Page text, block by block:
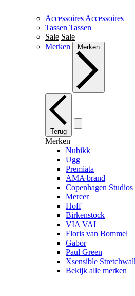
Accessoires Accessoires
Tassen Tassen
Sale Sale
Merken
Merken
Terug
Merken
Nubikk
Ugg
Premiata
AMA brand
Copenhagen Studios
Mercer
Hoff
Birkenstock
VIA VAI
Floris van Bommel
Gabor
Paul Green
Xsensible
Bekijk alle merken